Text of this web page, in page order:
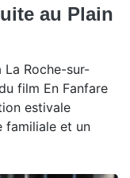
au Plain
La Roche-sur-
film En Fanfare
estivale
familiale et un